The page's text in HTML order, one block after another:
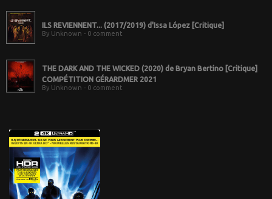
ILS REVIENNENT... (2017/2019) d'Issa López [Critique]
By Unknown - 0 comment
THE DARK AND THE WICKED (2020) de Bryan Bertino [Critique]
COMPÉTITION GÉRARDMER 2021
By Unknown - 0 comment